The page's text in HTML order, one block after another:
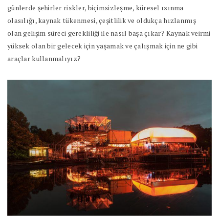
günlerde şehirler riskler, biçimsizleşme, küresel ısınma
olasılığı, kaynak tükenmesi, çeşitlilik ve oldukça hızlanmış
olan gelişim süreci gerekliliği ile nasıl başa çıkar? Kaynak veirmi
yüksek olan bir gelecek için yaşamak ve çalışmak için ne gibi
araçlar kullanmalıyız?